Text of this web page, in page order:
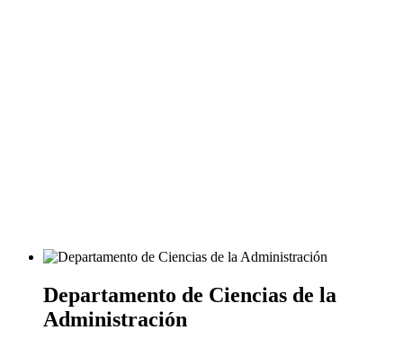
Departamento de Ciencias de la
Administración